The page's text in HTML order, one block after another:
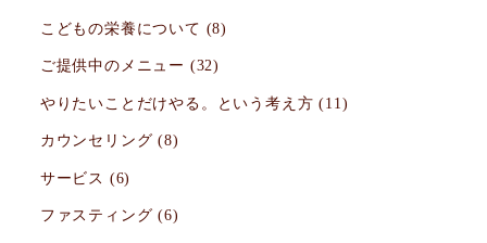
こどもの栄養について (8)
ご提供中のメニュー (32)
やりたいことだけやる。という考え方 (11)
カウンセリング (8)
サービス (6)
ファスティング (6)